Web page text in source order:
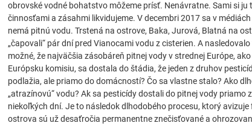
obrovské vodné bohatstvo môžeme prísť. Nenávratne. Sami si
činnosťami a zásahmi likvidujeme. V decembri 2017 sa v
nemá pitnú vodu. Trstená na ostrove, Baka, Jurová, Blatná na
„čapovali“ pár dní pred Vianocami vodu z cisterien. A
možné, že najväčšia zásobáreň pitnej vody v strednej Európe,
Európsku komisiu, sa dostala do štádia, že jeden z druhov
podlažia, ale priamo do domácností? Čo sa vlastne stalo? Ako
„atrazínovú“ vodu? Ak sa pesticídy dostali do pitnej vody
niekoľkých dní. Je to následok dlhodobého procesu, ktorý
ostrova sú už desaťročia permanentne znečisťované a